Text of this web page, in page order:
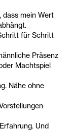
dass mein Wert
für Schritt
Präsenz
Machtspiel
Nähe ohne
Und